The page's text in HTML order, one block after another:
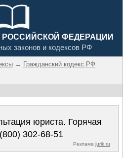
ФЕДЕРАЦИИ
законов и кодексов РФ
→ Гражданский кодекс РФ
юриста. Горячая
302-68-51
Реклама jurik.ru